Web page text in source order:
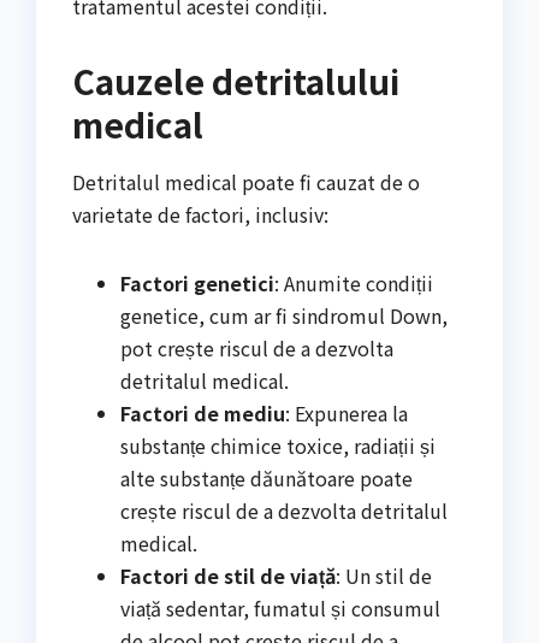
Cauzele detritalului
medical
Detritalul medical poate fi cauzat de o
varietate de factori, inclusiv:
Factori genetici: Anumite condiții
genetice, cum ar fi sindromul Down,
pot crește riscul de a dezvolta
detritalul medical.
Factori de mediu: Expunerea la
substanțe chimice toxice, radiații și
alte substanțe dăunătoare poate
crește riscul de a dezvolta detritalul
medical.
Factori de stil de viață: Un stil de
viață sedentar, fumatul și consumul